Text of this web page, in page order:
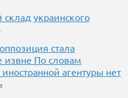
украинского
стала
извне По словам
агентуры нет